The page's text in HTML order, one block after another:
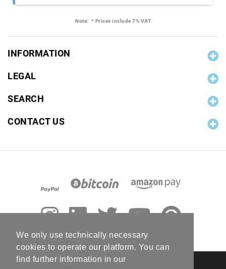
We only use technically necessary
cookies to operate our platform. You can
find further information in our
Note: * Prices include 7% VAT
INFORMATION
LEGAL
SEARCH
CONTACT US